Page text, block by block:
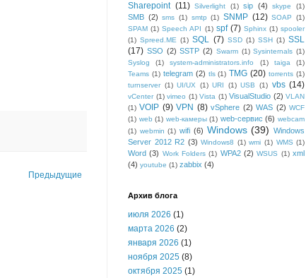
Предыдущие
Sharepoint (11) Silverlight (1) sip (4) skype (1)
SMB (2) sms (1) smtp (1) SNMP (12) SOAP
(1)
SPAM (1) Speech API (1) spf (7) Sphinx (1) spooler
(1) Spreed.ME (1) SQL (7) SSD (1) SSH (1) SSL
(17) SSO (2) SSTP (2) Swarm (1) Sysinternals (1)
Syslog
(1) system-administrators.info (1) taiga
(1)
Teams (1) telegram (2) tls (1) TMG (20) torrents (1)
turnserver (1) UI/UX (1) URI (1) USB (1) vbs (14)
vCenter (1) vimeo (1) Vista (1) VisualStudio (2) VLAN
(1) VOIP (9) VPN (8) vSphere (2) WAS (2) WCF
(1) web (1) web-камеры (1) web-сервис (6) webcam
(1) webmin (1) wifi (6) Windows (39) Windows
Server 2012 R2 (3) Windows8 (1) wmi (1) WMS (1)
Word (3) Work Folders (1) WPA2 (2) WSUS (1) xml
(4) youtube (1) zabbix (4)
Архив блога
июля 2026 (1)
марта 2026 (2)
января 2026 (1)
ноября 2025 (8)
октября 2025 (1)